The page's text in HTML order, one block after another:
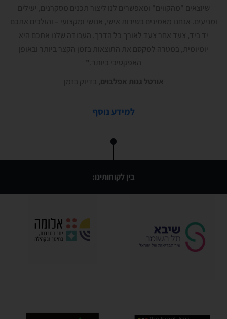
שיוצאים "מהקווים" ומאפשרים לנו ליצור תכנים מסקרנים, יעילים
ומניעים. אנחנו מאמינים בשירות אישי, אנושי ומקצועי – והולכים אתכם
יד ביד, צעד אחר צעד לאורך כל הדרך. העבודה שלנו אתכם היא
יומיומית, במטרה למקסם את התוצאות בזמן הקצר ביותר ובאופן
האפקטיבי ביותר. "
אורטל גנות אפלבוים, בדיוק בזמן
למידע נוסף
בין לקוחותינו: